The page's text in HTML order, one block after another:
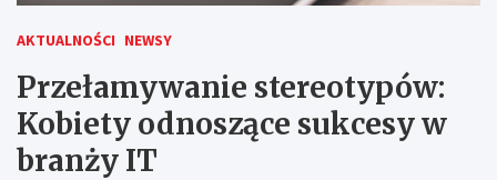
AKTUALNOŚCI NEWSY
Przełamywanie stereotypów:
Kobiety odnoszące sukcesy w
branży IT